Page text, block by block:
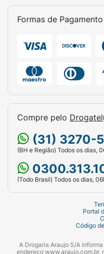
Formas de Pagamento
Compre pelo Drogatel
(31) 3270-
(BH e Região) Todos os dias,
(Todo Brasil) Todos os dias,
Portal
Código
A Drogaria Araujo S/A
endereço www.araujo.com.br,